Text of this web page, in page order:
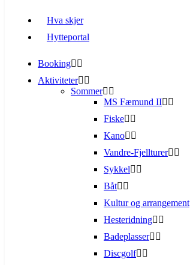
Hva skjer
Hytteportal
Booking
Aktiviteter
Sommer
MS Fæmund II
Fiske
Kano
Vandre-Fjellturer
Sykkel
Båt
Kultur og arrangement
Hesteridning
Badeplasser
Discgolf